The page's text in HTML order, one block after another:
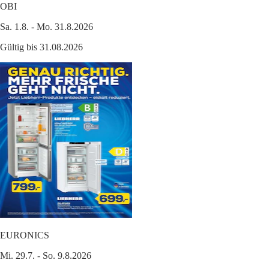
OBI
Sa. 1.8. - Mo. 31.8.2026
Gültig bis 31.08.2026
EURONICS
Mi. 29.7. - So. 9.8.2026